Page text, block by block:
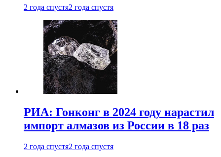
2 года спустя2 года спустя
РИА: Гонконг в 2024 году нарастил
импорт алмазов из России в 18 раз
2 года спустя2 года спустя